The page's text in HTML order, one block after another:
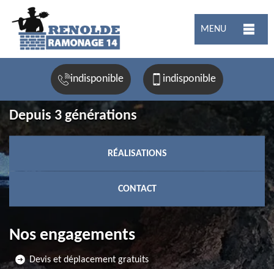
MENU
indisponible indisponible
Depuis 3 générations
RÉALISATIONS
CONTACT
Nos engagements
Devis et déplacement gratuits